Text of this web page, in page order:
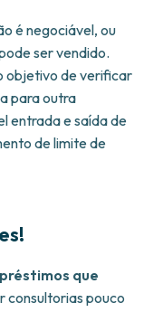
é negociável, ou
ser vendido.
objetivo de verificar
para outra
entrada e saída de
de limite de
que
consultorias pouco